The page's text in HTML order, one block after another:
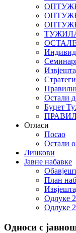
Остали
Буџет
Огласи
Посао
Остали
Линкови
Јавне набавке
План
Одлуке
Одлуке
Односи с